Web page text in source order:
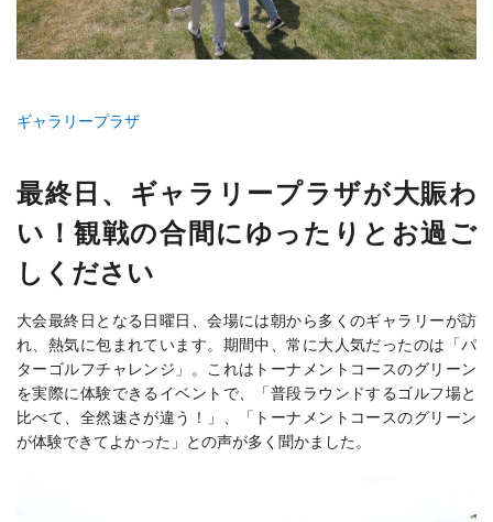
ギャラリープラザ
最終日、ギャラリープラザが大賑わ
い！観戦の合間にゆったりとお過ご
しください
大会最終日となる日曜日、会場には朝から多くのギャラリーが訪
れ、熱気に包まれています。期間中、常に大人気だったのは「パ
ターゴルフチャレンジ」。これはトーナメントコースのグリーン
を実際に体験できるイベントで、「普段ラウンドするゴルフ場と
比べて、全然速さが違う！」、「トーナメントコースのグリーン
が体験できてよかった」との声が多く聞かました。